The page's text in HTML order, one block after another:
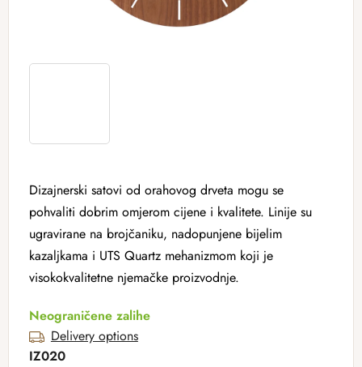
Dizajnerski satovi od orahovog drveta mogu se
pohvaliti dobrim omjerom cijene i kvalitete. Linije su
ugravirane na brojčaniku, nadopunjene bijelim
kazaljkama i UTS Quartz mehanizmom koji je
visokokvalitetne njemačke proizvodnje.
Neograničene zalihe
Delivery options
IZ020